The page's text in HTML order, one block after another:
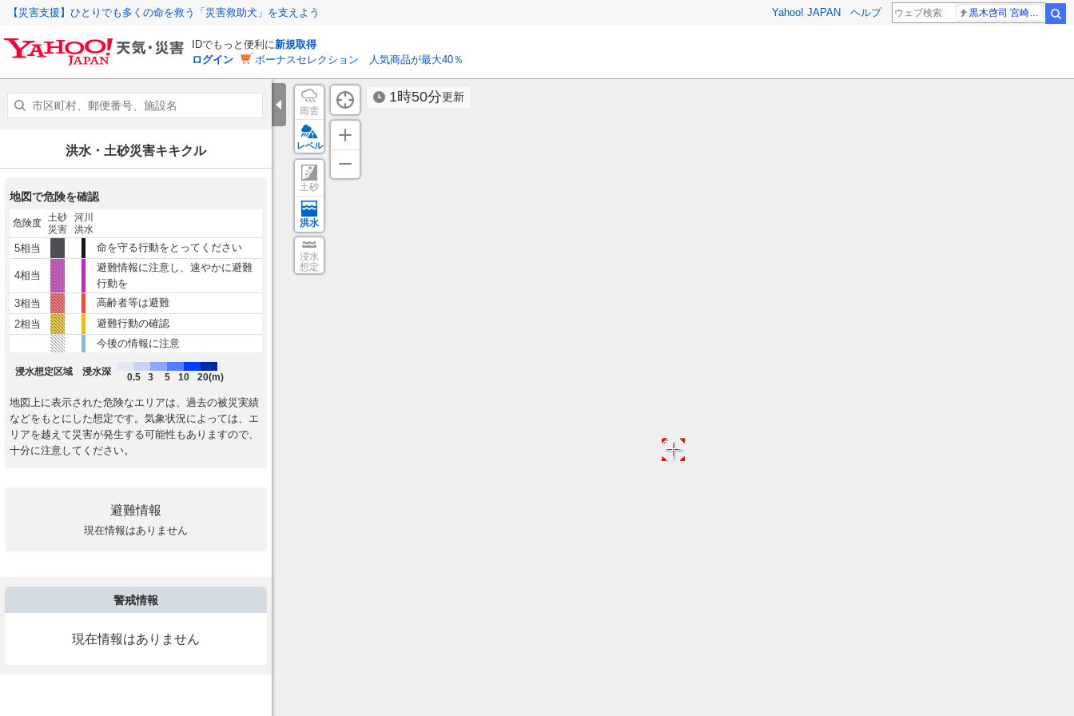
【災害支援】ひとりでも多くの命を救う「災害救助犬」を支えよう Yahoo! JAPAN ヘルプ
IDでもっと便利に新規取得
ログイン
ボーナスセレクション 人気商品が最大40％
1時50分更新
雨雲
レベル
土砂
洪水
浸水
想定
洪水・土砂災害キキクル
地図で危険を確認
危険度 土砂
災害
河川
洪水
5相当 命を守る行動をとってください
4相当
避難情報に注意し、速やかに避難
行動を
3相当
高齢者等は避難
2相当
避難行動の確認
今後の情報に注意
浸水想定区域 浸水深
0.5 3 5 10 20(m)
地図上に表示された危険なエリアは、過去の被災実績
などをもとにした想定です。気象状況によっては、エ
リアを越えて災害が発生する可能性もありますので、
十分に注意してください。
避難情報
現在情報はありません
警戒情報
現在情報はありません